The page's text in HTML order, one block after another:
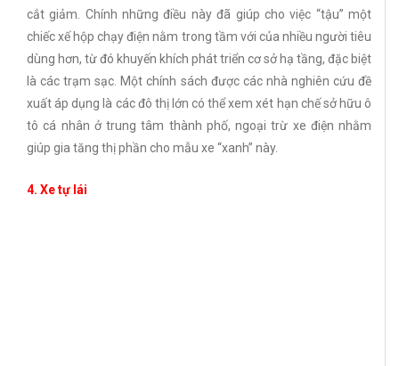
cắt giảm. Chính những điều này đã giúp cho việc “tậu” một
chiếc xế hộp chạy điện nằm trong tầm với của nhiều người tiêu
dùng hơn, từ đó khuyến khích phát triển cơ sở hạ tầng, đặc biệt
là các trạm sạc. Một chính sách được các nhà nghiên cứu đề
xuất áp dụng là các đô thị lớn có thể xem xét hạn chế sở hữu ô
tô cá nhân ở trung tâm thành phố, ngoại trừ xe điện nhằm
giúp gia tăng thị phần cho mẫu xe “xanh” này.
4. Xe tự lái